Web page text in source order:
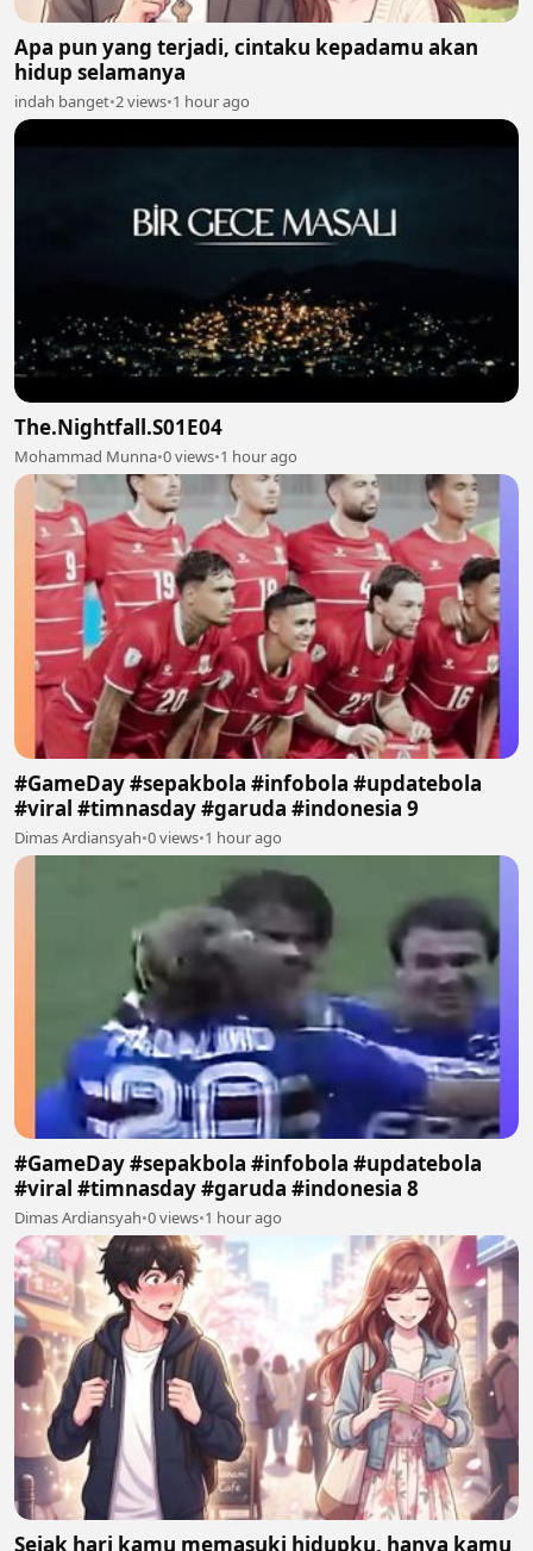
Apa pun yang terjadi, cintaku kepadamu akan
hidup selamanya
indah banget•2 views•1 hour ago
The.Nightfall.S01E04
Mohammad Munna•0 views•1 hour ago
#GameDay #sepakbola #infobola #updatebola
#viral #timnasday #garuda #indonesia 9
Dimas Ardiansyah•0 views•1 hour ago
#GameDay #sepakbola #infobola #updatebola
#viral #timnasday #garuda #indonesia 8
Dimas Ardiansyah•0 views•1 hour ago
Sejak hari kamu memasuki hidupku, hanya kamu